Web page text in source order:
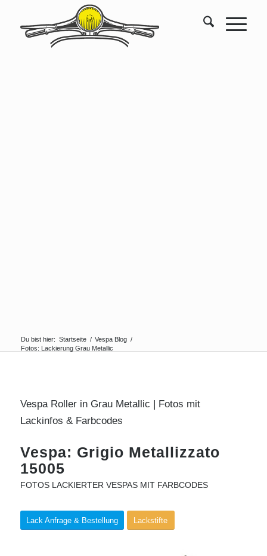
Du bist hier: Startseite / Vespa Blog /
Fotos: Lackierung Grau Metallic
Vespa Roller in Grau Metallic | Fotos mit
Lackinfos & Farbcodes
Vespa: Grigio Metallizzato
15005
FOTOS LACKIERTER VESPAS MIT FARBCODES
Lack Anfrage & Bestellung Lackstifte